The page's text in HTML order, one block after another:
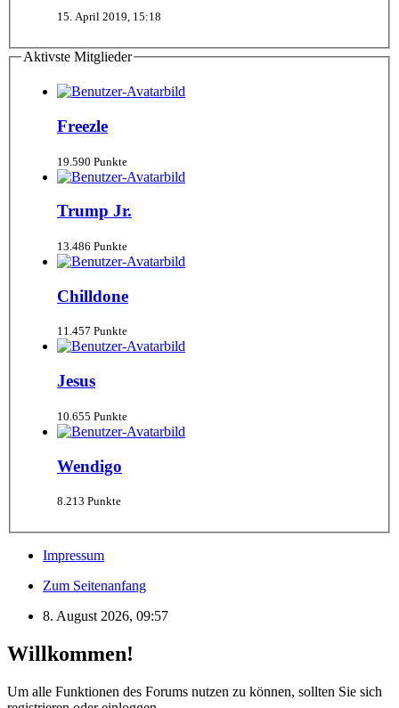
15. April 2019, 15:18
Aktivste Mitglieder
Freezle
19.590 Punkte
Trump Jr.
13.486 Punkte
Chilldone
11.457 Punkte
Jesus
10.655 Punkte
Wendigo
8.213 Punkte
Impressum
Zum Seitenanfang
8. August 2026, 09:57
Willkommen!
Um alle Funktionen des Forums nutzen zu können, sollten Sie sich